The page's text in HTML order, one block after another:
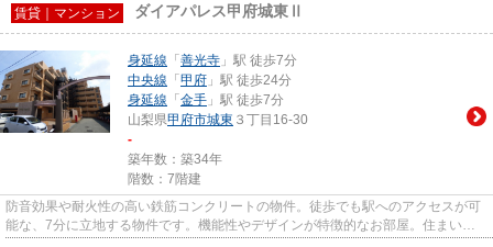
賃貸｜マンション ダイアパレス甲府城東Ⅱ
身延線 「 善光寺 」駅 徒歩7分
中央線 「 甲府 」駅 徒歩24分
身延線 「 金手 」駅 徒歩7分
山梨県甲府市城東 ３丁目16-30
-
築年数：築34年
階数：7階建
防音効果や耐火性の高い鉄筋コンクリートの物件。徒歩でも駅へのアクセスが可
能な、7分に立地する物件です。機能性やデザインが特徴的なお部屋。住まいに